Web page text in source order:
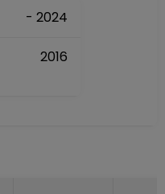
- 2024
2016